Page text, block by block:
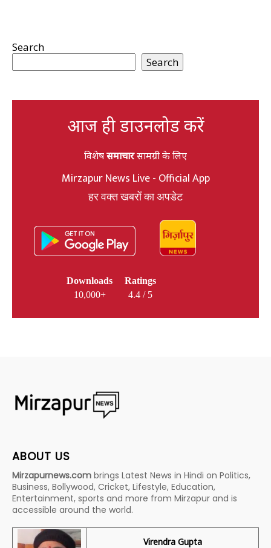
Search
Search
आज ही डाउनलोड करें
विशेषसमाचारसामग्री के लिए
Mirzapur News Live - Official App
हर वक्त खबरों का अपडेट
Downloads
10,000+
Ratings
4.4 / 5
ABOUT US
Mirzapurnews.com brings Latest News in Hindi on Politics,
Business, Bollywood, Cricket, Lifestyle, Education,
Entertainment, sports and more from Mirzapur and is
accessible around the world.
Virendra Gupta